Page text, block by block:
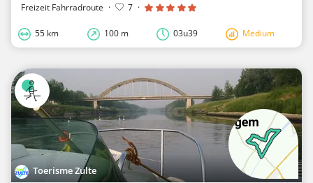
Freizeit Fahrradroute · 7 ·
55 km 100 m 03u39 Medium
Toerisme Zulte